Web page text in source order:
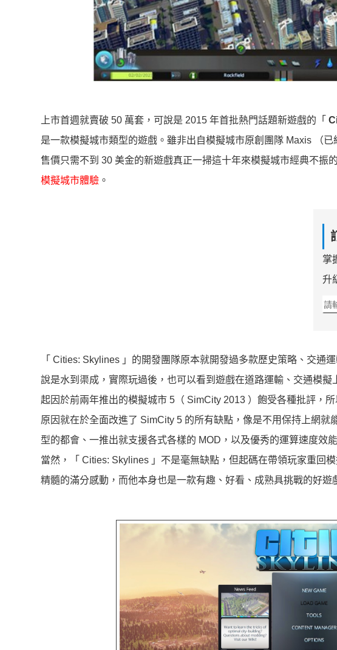
上市首週就賣破 50 萬套，可說是 2015 年首批熱門話題新遊戲的「
是一款模擬城市類型的遊戲。雖非出自模擬城市原創團隊 Maxis （
售價只需不到 30 美金的新遊戲真正一掃這十年來模擬城市經典不振
模擬城市體驗 。
掌
升
「 Cities: Skylines 」的開發團隊原本就開發過多款歷史策略、交通
說是水到渠成，實際玩過後，也可以看到遊戲在道路運輸、交通模擬
起因於前兩年推出的模擬城市 5（ SimCity 2013 ）飽受各種批評，
原因就在於全面改進了 SimCity 5 的所有缺點，像是不用保持上網
型的都會、一推出就支援各式各樣的 MOD，以及優秀的運算速度效能
當然，「 Cities: Skylines 」不是毫無缺點，但起碼在帶領玩家重回
精髓的滿分感動，而他本身也是一款有趣、好看、成熟具挑戰的好遊